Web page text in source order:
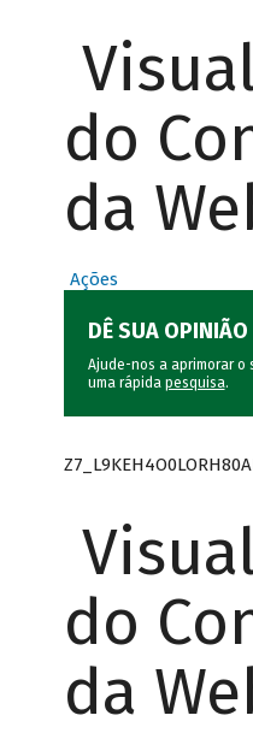
do
da
Ações
DÊ SUA OPINIÃO
Ajude-nos a aprimorar o
uma rápida pesquisa.
do
da